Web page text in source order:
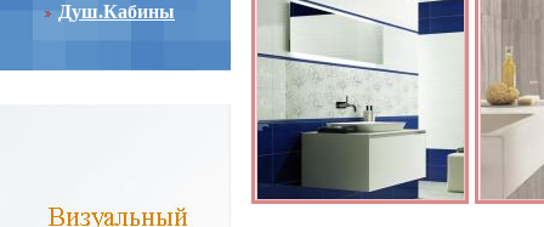
Душ.Кабины